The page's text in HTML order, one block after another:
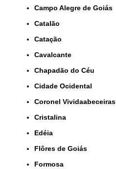
Campo Alegre de Goiás
Catalão
Catação
Cavalcante
Chapadão do Céu
Cidade Ocidental
Coronel Vividaabeceiras
Cristalina
Edéia
Flôres de Goiás
Formosa